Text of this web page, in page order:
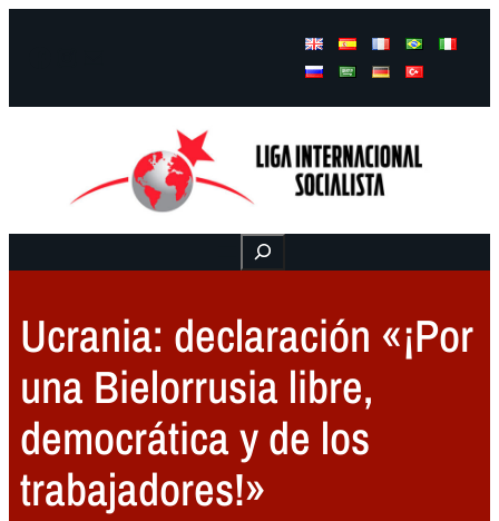
Buscar
Ucrania: declaración «¡Por
una Bielorrusia libre,
democrática y de los
trabajadores!»